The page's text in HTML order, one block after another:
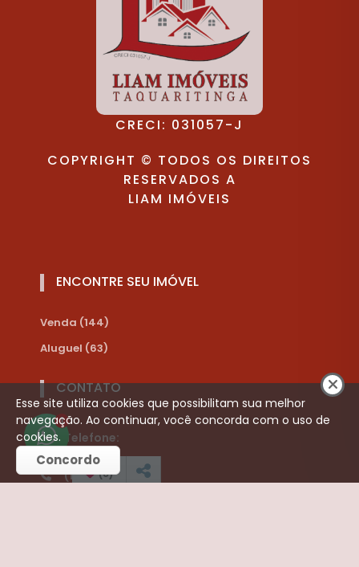
CRECI: 031057-J
COPYRIGHT © TODOS OS DIREITOS
RESERVADOS A
LIAM IMÓVEIS
ENCONTRE SEU IMÓVEL
Venda (144)
Aluguel (63)
CONTATO
Telefone:
(16) 3252-3421
1
(0)
Esse site utiliza cookies que possibilitam sua melhor
navegação. Ao continuar, você concorda com o uso de
cookies.
Concordo